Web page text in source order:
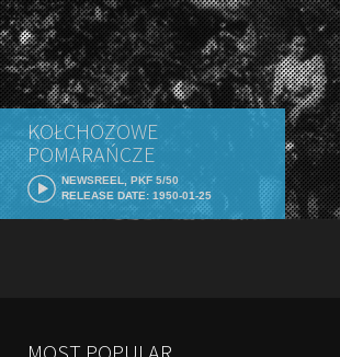
KOŁCHOZOWE
POMARAŃCZE
NEWSREEL, PKF 5/50
RELEASE DATE: 1950-01-25